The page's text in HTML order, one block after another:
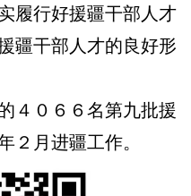
履行好援疆干部人才
疆干部人才的良好形
０６６名第九批援
２月进疆工作。